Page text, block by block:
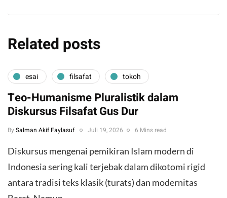
Related posts
esai filsafat tokoh
Teo-Humanisme Pluralistik dalam
Diskursus Filsafat Gus Dur
By Salman Akif Faylasuf Juli 19, 2026 6 Mins read
Diskursus mengenai pemikiran Islam modern di
Indonesia sering kali terjebak dalam dikotomi rigid
antara tradisi teks klasik (turats) dan modernitas